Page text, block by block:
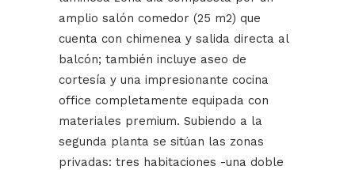
amplio salón comedor (25 m2) que
cuenta con chimenea y salida directa al
balcón; también incluye aseo de
cortesía y una impresionante cocina
office completamente equipada con
materiales premium. Subiendo a la
segunda planta se sitúan las zonas
privadas: tres habitaciones -una doble